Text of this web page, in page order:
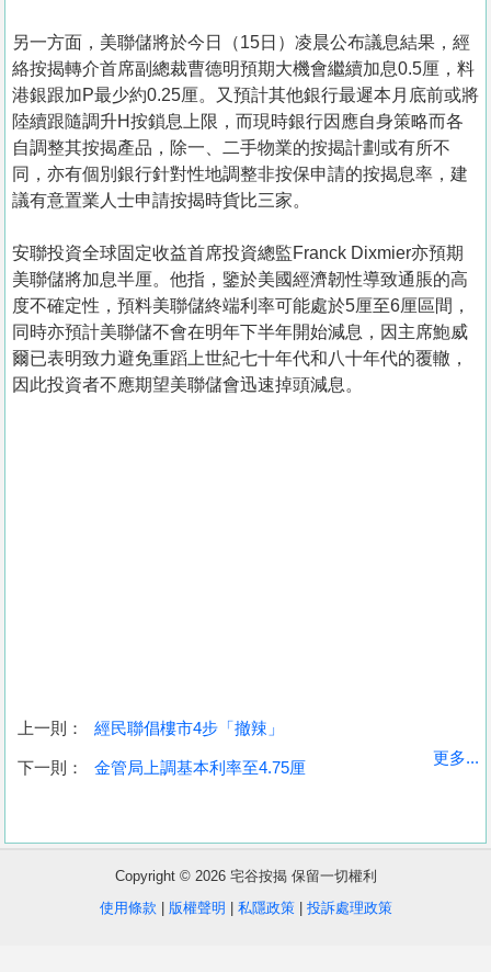
收
盤
另一方面，美聯儲將於今日（15日）凌晨公布議息結果，經
絡按揭轉介首席副總裁曹德明預期大機會繼續加息0.5厘，料
港銀跟加P最少約0.25厘。又預計其他銀行最遲本月底前或將
陸續跟隨調升H按鎖息上限，而現時銀行因應自身策略而各
自調整其按揭產品，除一、二手物業的按揭計劃或有所不
同，亦有個別銀行針對性地調整非按保申請的按揭息率，建
議有意置業人士申請按揭時貨比三家。
安聯投資全球固定收益首席投資總監Franck Dixmier亦預期
美聯儲將加息半厘。他指，鑒於美國經濟韌性導致通脹的高
度不確定性，預料美聯儲終端利率可能處於5厘至6厘區間，
同時亦預計美聯儲不會在明年下半年開始減息，因主席鮑威
爾已表明致力避免重蹈上世紀七十年代和八十年代的覆轍，
因此投資者不應期望美聯儲會迅速掉頭減息。
上一則： 經民聯倡樓市4步「撤辣」
下一則： 金管局上調基本利率至4.75厘
更多...
Copyright © 2026 宅谷按揭 保留一切權利
使用條款
版權聲明 私隱政策| 投訴處理政策